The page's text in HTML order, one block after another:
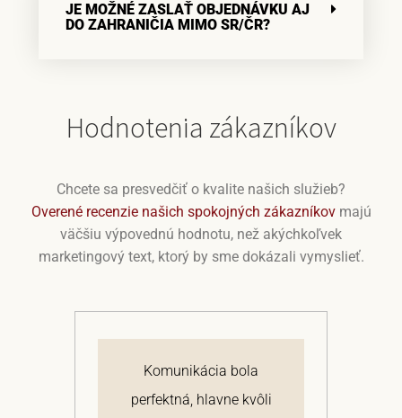
JE MOŽNÉ ZASLAŤ OBJEDNÁVKU AJ
DO ZAHRANIČIA MIMO SR/ČR?
Hodnotenia zákazníkov
Chcete sa presvedčiť o kvalite našich služieb?
Overené recenzie našich spokojných zákazníkovmajú
väčšiu výpovednú hodnotu, než akýchkoľvek
marketingový text, ktorý by sme dokázali vymyslieť.
Komunikácia bola
perfektná, hlavne kvôli